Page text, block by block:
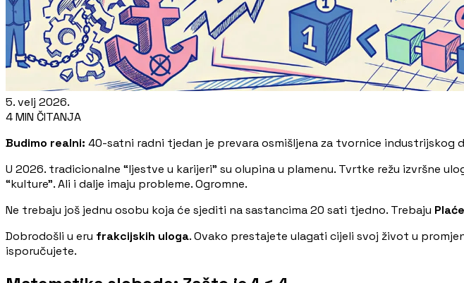
5. velj 2026.
4 MIN ČITANJA
Budimo realni: 40-satni radni tjedan je prevara osmišljena za tvornice industrijskog
U 2026. tradicionalne “ljestve u karijeri” su olupina u plamenu. Tvrtke režu izvršne
“kulture”. Ali i dalje imaju probleme. Ogromne.
Ne trebaju još jednu osobu koja će sjediti na sastancima 20 sati tjedno. Trebaju
Dobrodošli u eru frakcijskih uloga. Ovako prestajete ulagati cijeli svoj život u
isporučujete.